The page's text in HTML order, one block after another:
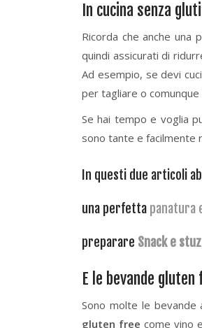
In cucina senza
Ricorda che anche una
quindi assicurati di
Ad esempio, se devi
per tagliare o
Se hai tempo e voglia
sono tante e facilmente
In questi due articoli
una perfetta panatura
preparare Snack e
E le bevande gluten
Sono molte le bevande
gluten free come vino